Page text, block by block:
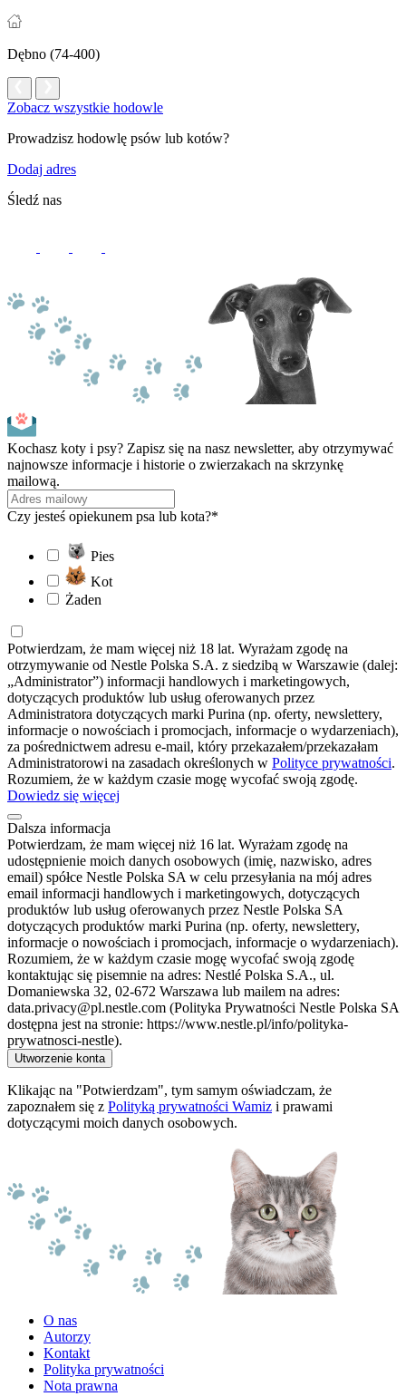
Dębno (74-400)
Zobacz wszystkie hodowle
Prowadzisz hodowlę psów lub kotów?
Dodaj adres
Śledź nas
Kochasz koty i psy? Zapisz się na nasz newsletter, aby otrzymywać
najnowsze informacje i historie o zwierzakach na skrzynkę
mailową.
Czy jesteś opiekunem psa lub kota?*
Pies
Kot
Żaden
Potwierdzam, że mam więcej niż 18 lat. Wyrażam zgodę na
otrzymywanie od Nestle Polska S.A. z siedzibą w Warszawie (dalej:
„Administrator”) informacji handlowych i marketingowych,
dotyczących produktów lub usług oferowanych przez
Administratora dotyczących marki Purina (np. oferty, newslettery,
informacje o nowościach i promocjach, informacje o wydarzeniach),
za pośrednictwem adresu e-mail, który przekazałem/przekazałam
Administratorowi na zasadach określonych w Polityce prywatności.
Rozumiem, że w każdym czasie mogę wycofać swoją zgodę.
Dowiedz się więcej
Dalsza informacja
Potwierdzam, że mam więcej niż 16 lat. Wyrażam zgodę na
udostępnienie moich danych osobowych (imię, nazwisko, adres
email) spółce Nestle Polska SA w celu przesyłania na mój adres
email informacji handlowych i marketingowych, dotyczących
produktów lub usług oferowanych przez Nestle Polska SA
dotyczących produktów marki Purina (np. oferty, newslettery,
informacje o nowościach i promocjach, informacje o wydarzeniach).
Rozumiem, że w każdym czasie mogę wycofać swoją zgodę
kontaktując się pisemnie na adres: Nestlé Polska S.A., ul.
Domaniewska 32, 02-672 Warszawa lub mailem na adres:
data.privacy@pl.nestle.com (Polityka Prywatności Nestle Polska SA
dostępna jest na stronie: https://www.nestle.pl/info/polityka-
prywatnosci-nestle).
Utworzenie konta
Klikając na "Potwierdzam", tym samym oświadczam, że
zapoznałem się z Polityką prywatności Wamiz i prawami
dotyczącymi moich danych osobowych.
O nas
Autorzy
Kontakt
Polityka prywatności
Nota prawna